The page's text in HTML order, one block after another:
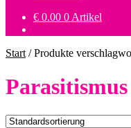
€ 0.00 0 Artikel
Start /Produkte
Parasitismus